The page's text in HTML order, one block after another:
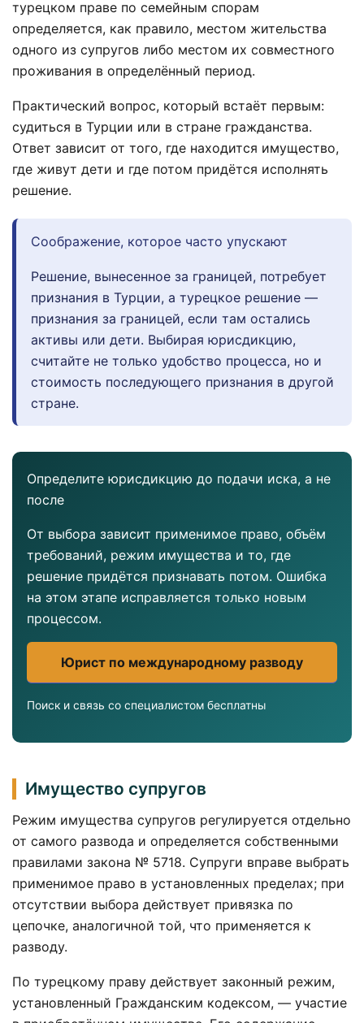
турецком праве по семейным спорам
определяется, как правило, местом жительства
одного из супругов либо местом их совместного
проживания в определённый период.
Практический вопрос, который встаёт первым:
судиться в Турции или в стране гражданства.
Ответ зависит от того, где находится имущество,
где живут дети и где потом придётся исполнять
решение.
Соображение, которое часто упускают
Решение, вынесенное за границей, потребует
признания в Турции, а турецкое решение —
признания за границей, если там остались
активы или дети. Выбирая юрисдикцию,
считайте не только удобство процесса, но и
стоимость последующего признания в другой
стране.
Определите юрисдикцию до подачи иска, а не
после
От выбора зависит применимое право, объём
требований, режим имущества и то, где
решение придётся признавать потом. Ошибка
на этом этапе исправляется только новым
процессом.
Юрист по международному разводу
Поиск и связь со специалистом бесплатны
Имущество супругов
Режим имущества супругов регулируется отдельно
от самого развода и определяется собственными
правилами закона № 5718. Супруги вправе выбрать
применимое право в установленных пределах; при
отсутствии выбора действует привязка по
цепочке, аналогичной той, что применяется к
разводу.
По турецкому праву действует законный режим,
установленный Гражданским кодексом, — участие